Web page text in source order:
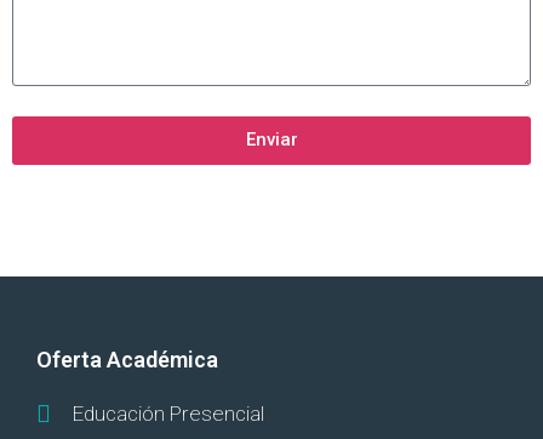
Enviar
Oferta Académica
Educación Presencial